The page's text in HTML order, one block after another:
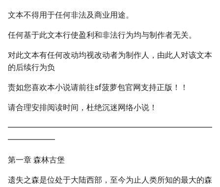
文本不得用于任何非法及商业用途。
任何基于此文本行使盈利和非法行为均与制作者无关。
对此文本有任何改动均视改动者为制作人，由此人对该文本
的后续行为负
责如您喜欢本小说请前往sf菠萝包官网支持正版！！
请合理安排阅读时间，杜绝沉迷网络小说！
━━━━━━━━━━━━━━━━━━━━━━━━━━
━━━━━━
第一章 森林古堡
遗失之森是位处于大陆西部，至今为止人类所知的最大的森